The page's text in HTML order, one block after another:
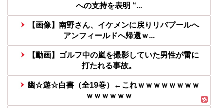
への支持を表明 “...
【画像】南野さん、イケメンに戻りリバプールへ
アンフィールドへ帰還ｗ...
【動画】ゴルフ中の嵐を撮影していた男性が雷に
打たれる事故。
幽☆遊☆白書（全19巻）←これｗｗｗｗｗｗｗｗ
ｗｗｗｗｗｗ